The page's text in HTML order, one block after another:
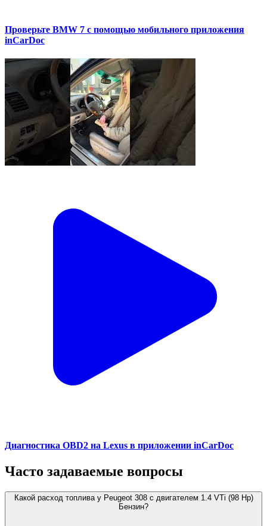
Проверьте BMW 7 с помощью мобильного приложения
inCarDoc
Диагностика OBD2 на Lexus в приложении inCarDoc
Часто задаваемые вопросы
Какой расход топлива у Peugeot 308 с двигателем 1.4 VTi (98 Hp)
Бензин?